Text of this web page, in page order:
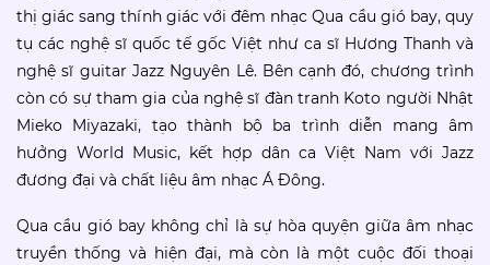
thị giác sang thính giác với đêm nhạc Qua cầu gió bay, quy
tụ các nghệ sĩ quốc tế gốc Việt như ca sĩ Hương Thanh và
nghệ sĩ guitar Jazz Nguyên Lê. Bên cạnh đó, chương trình
còn có sự tham gia của nghệ sĩ đàn tranh Koto người Nhật
Mieko Miyazaki, tạo thành bộ ba trình diễn mang âm
hưởng World Music, kết hợp dân ca Việt Nam với Jazz
đương đại và chất liệu âm nhạc Á Đông.
Qua cầu gió bay không chỉ là sự hòa quyện giữa âm nhạc
truyền thống và hiện đại, mà còn là một cuộc đối thoại